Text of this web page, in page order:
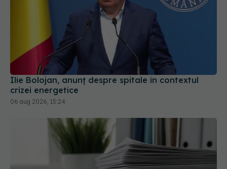
Ilie Bolojan, anunț despre spitale în contextul
crizei energetice
06 aug 2026, 15:24